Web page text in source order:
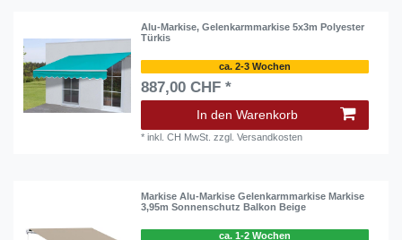
Alu-Markise, Gelenkarmmarkise 5x3m Polyester
Türkis
ca. 2-3 Wochen
887,00 CHF *
In den Warenkorb
*inkl. CH MwSt. zzgl.Versandkosten
Markise Alu-Markise Gelenkarmmarkise Markise
3,95m Sonnenschutz Balkon Beige
ca. 1-2 Wochen